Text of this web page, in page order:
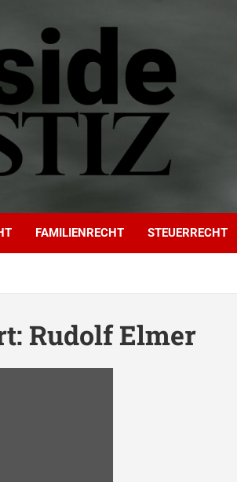
FAMILIENRECHT STEUERRECHT
Rudolf Elmer